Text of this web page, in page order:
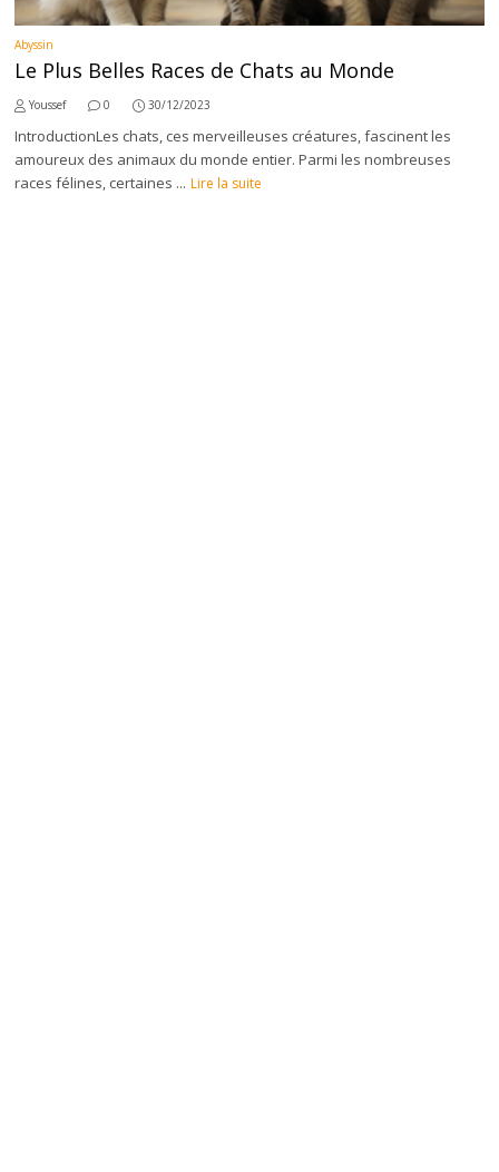
Abyssin
Le Plus Belles Races de Chats au Monde
Youssef 0 30/12/2023
IntroductionLes chats, ces merveilleuses créatures, fascinent les
amoureux des animaux du monde entier. Parmi les nombreuses
races félines, certaines ... Lire la suite